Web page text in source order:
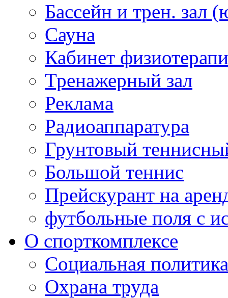
Бассейн и трен. зал
Сауна
Кабинет
Тренажерный зал
Реклама
Радиоаппаратура
Грунтовый
Большой теннис
Прейскурант на
футбольные поля с
О спорткомплексе
Социальная политика
Охрана труда